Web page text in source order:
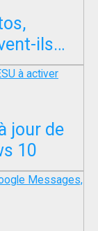
ils
jour de
10